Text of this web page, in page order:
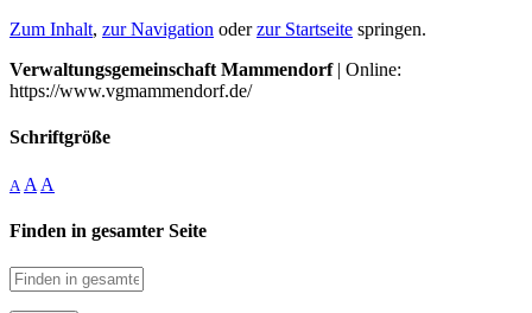
Zum Inhalt, zur Navigation oderzur Startseite springen.
Verwaltungsgemeinschaft Mammendorf| Online:
https://www.vgmammendorf.de/
Schriftgröße
A A A
Finden in gesamter Seite